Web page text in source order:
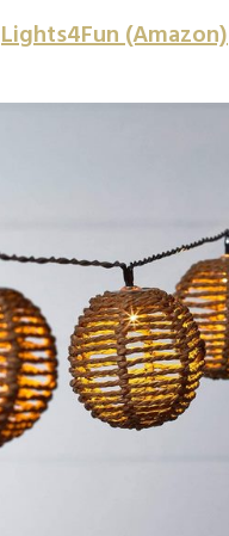
Lights4Fun (Amazon)